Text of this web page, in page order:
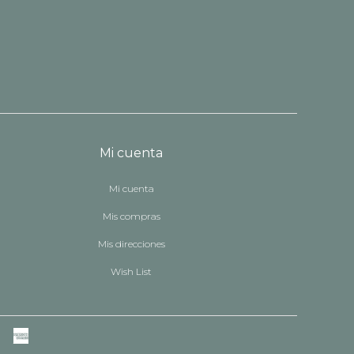
Mi cuenta
Mi cuenta
Mis compras
Mis direcciones
Wish List